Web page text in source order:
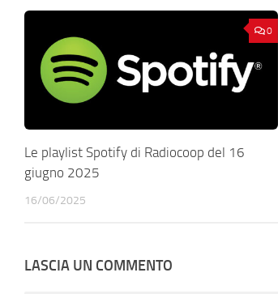
0
Le playlist Spotify di Radiocoop del 16
giugno 2025
16/06/2025
LASCIA UN COMMENTO